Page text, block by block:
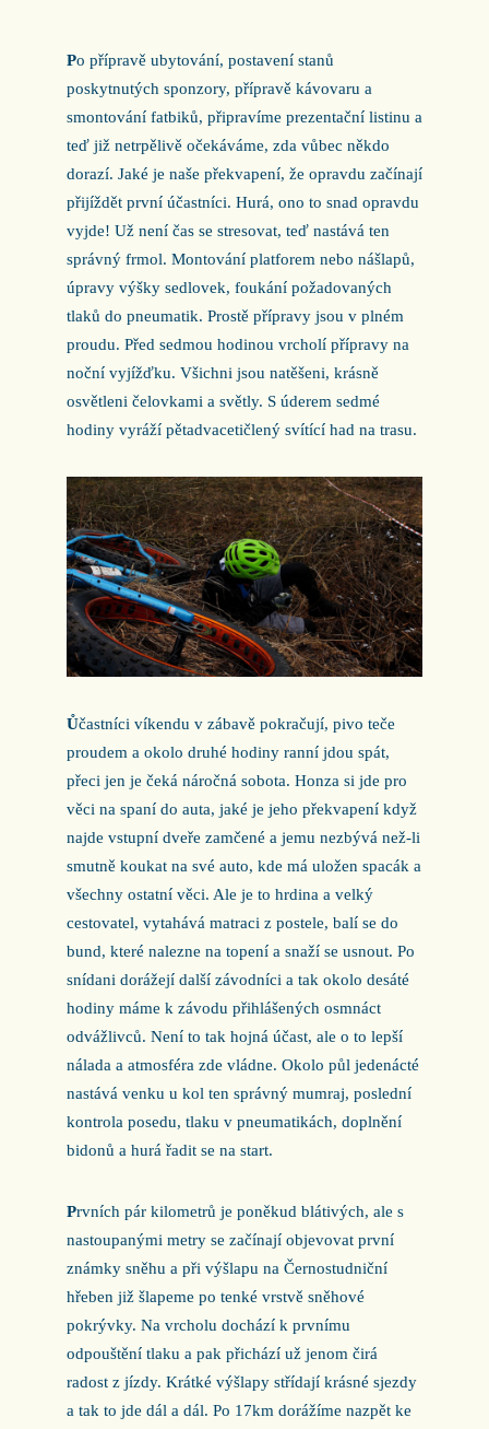
Po přípravě ubytování, postavení stanů
poskytnutých sponzory, přípravě kávovaru a
smontování fatbiků, připravíme prezentační listinu a
teď již netrpělivě očekáváme, zda vůbec někdo
dorazí. Jaké je naše překvapení, že opravdu začínají
přijíždět první účastníci. Hurá, ono to snad opravdu
vyjde! Už není čas se stresovat, teď nastává ten
správný frmol. Montování platforem nebo nášlapů,
úpravy výšky sedlovek, foukání požadovaných
tlaků do pneumatik. Prostě přípravy jsou v plném
proudu. Před sedmou hodinou vrcholí přípravy na
noční vyjížďku. Všichni jsou natěšeni, krásně
osvětleni čelovkami a světly. S úderem sedmé
hodiny vyráží pětadvacetičlený svítící had na trasu.
Ůčastníci víkendu v zábavě pokračují, pivo teče
proudem a okolo druhé hodiny ranní jdou spát,
přeci jen je čeká náročná sobota. Honza si jde pro
věci na spaní do auta, jaké je jeho překvapení když
najde vstupní dveře zamčené a jemu nezbývá než-li
smutně koukat na své auto, kde má uložen spacák a
všechny ostatní věci. Ale je to hrdina a velký
cestovatel, vytahává matraci z postele, balí se do
bund, které nalezne na topení a snaží se usnout. Po
snídani dorážejí další závodníci a tak okolo desáté
hodiny máme k závodu přihlášených osmnáct
odvážlivců. Není to tak hojná účast, ale o to lepší
nálada a atmosféra zde vládne. Okolo půl jedenácté
nastává venku u kol ten správný mumraj, poslední
kontrola posedu, tlaku v pneumatikách, doplnění
bidonů a hurá řadit se na start.
Prvních pár kilometrů je poněkud blátivých, ale s
nastoupanými metry se začínají objevovat první
známky sněhu a při výšlapu na Černostudniční
hřeben již šlapeme po tenké vrstvě sněhové
pokrývky. Na vrcholu dochází k prvnímu
odpouštění tlaku a pak přichází už jenom čirá
radost z jízdy. Krátké výšlapy střídají krásné sjezdy
a tak to jde dál a dál. Po 17km dorážíme nazpět ke